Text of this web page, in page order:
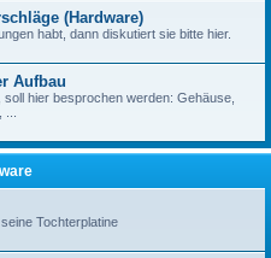
(Hardware)
habt, dann diskutiert sie bitte hier.
Aufbau
hier besprochen werden: Gehäuse,
Tochterplatine